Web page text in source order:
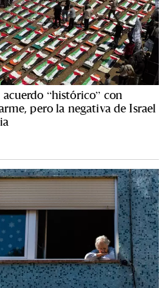
“histórico” con
pero la negativa de Israel